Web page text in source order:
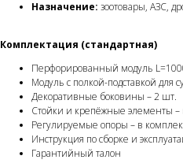
Назначение: зоотовары, АЗС,
Комплектация (стандартная)
Перфорированный модуль
Модуль с полкой-подставкой для
Декоративные боковины – 2 шт.
Стойки и крепёжные элементы –
Регулируемые опоры – в
Инструкция по сборке и
Гарантийный талон